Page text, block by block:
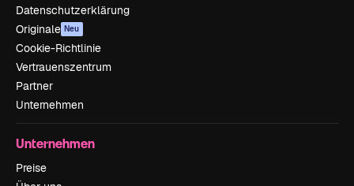
Datenschutzerklärung
Originale Neu
Cookie-Richtlinie
Vertrauenszentrum
Partner
Unternehmen
Unternehmen
Preise